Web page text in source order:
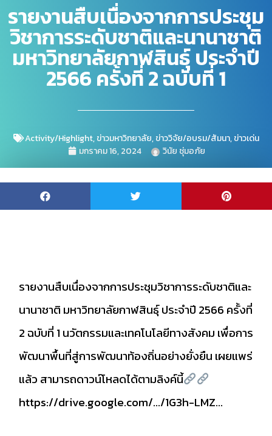
รายงานสืบเนื่องจากการประชุม
วิชาการระดับชาติและนานาชาติ
มหาวิทยาลัยกาฬสินธุ์ ประจำปี
2566 ครั้งที่ 2 ฉบับที่ 1
Activity/Highlight,ข่าวมหาวิทยาลัย,ข่าววิจัย/อบรม/สัมนา,ข่าวเด่น
มกราคม 16, 2024
วินัย ชุ่มอภัย
รายงานสืบเนื่องจากการประชุมวิชาการระดับชาติและ
นานาชาติ มหาวิทยาลัยกาฬสินธุ์ ประจำปี 2566 ครั้งที่
2 ฉบับที่ 1 นวัตกรรมและเทคโนโลยีทางสังคม เพื่อการ
พัฒนาพื้นที่สู่การพัฒนาท้องถิ่นอย่างยั่งยืน เผยแพร่
แล้ว สามารถดาวน์โหลดได้ตามลิงค์นี้
https://drive.google.com/…/1G3h-LMZ…